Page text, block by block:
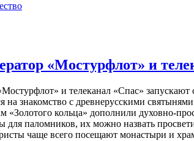
«Мостурфлот» и
и телеканал «Спас»
на знакомство с древнерусскими
«Золотого кольца» дополнили духовно-
для паломников, их можно назвать
чаще всего посещают монастыри и